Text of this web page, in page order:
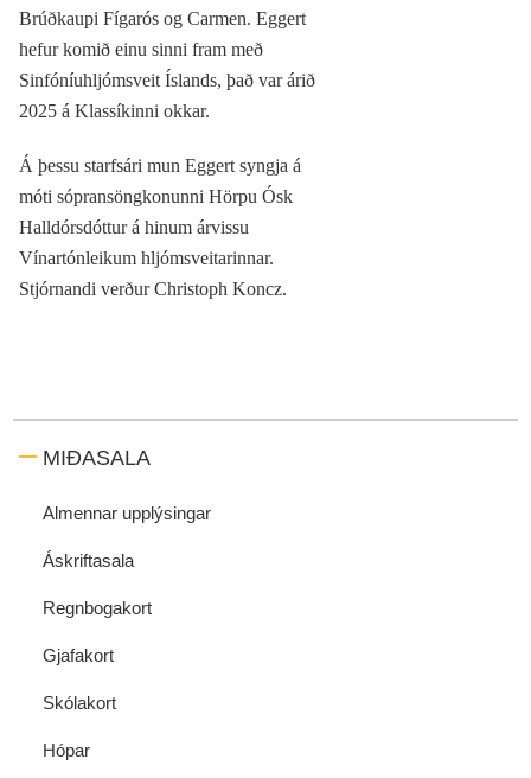
Brúðkaupi Fígarós og Carmen. Eggert
hefur komið einu sinni fram með
Sinfóníuhljómsveit Íslands, það var árið
2025 á Klassíkinni okkar.
Á þessu starfsári mun Eggert syngja á
móti sópransöngkonunni Hörpu Ósk
Halldórsdóttur á hinum árvissu
Vínartónleikum hljómsveitarinnar.
Stjórnandi verður Christoph Koncz.
MIÐASALA
Almennar upplýsingar
Áskriftasala
Regnbogakort
Gjafakort
Skólakort
Hópar